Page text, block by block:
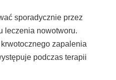
sporadycznie przez
leczenia nowotworu.
zapalenia
podczas terapii